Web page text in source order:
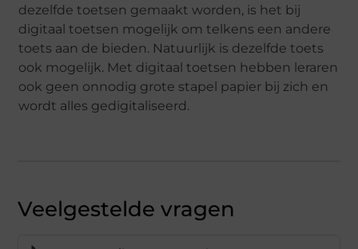
dezelfde toetsen gemaakt worden, is het bij
digitaal toetsen mogelijk om telkens een andere
toets aan de bieden. Natuurlijk is dezelfde toets
ook mogelijk. Met digitaal toetsen hebben leraren
ook geen onnodig grote stapel papier bij zich en
wordt alles gedigitaliseerd.
Veelgestelde vragen